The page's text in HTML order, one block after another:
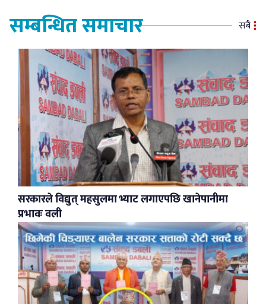
सम्बन्धित समाचार सबै
सरकारले विद्युत् महसुलमा भ्याट लगाएपछि खानेपानीमा
प्रभावः वली